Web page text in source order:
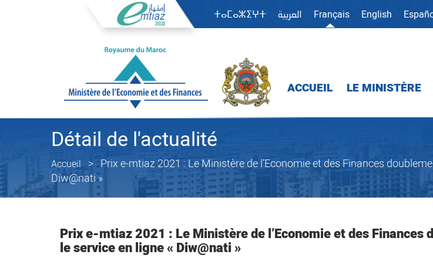
ⵜⴰⵎⴰⵣⵉⵖⵜ العربية Français English
ACCUEIL LE MINISTÈRE
Détail de l'actualité
Accueil
Prix e-mtiaz 2021 : Le Ministère de l’Economie et des Finances
Diw@nati »
Prix e-mtiaz 2021 : Le Ministère de l’Economie et des
le service en ligne « Diw@nati »